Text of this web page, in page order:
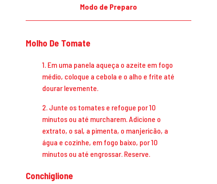
Modo de Preparo
Molho De Tomate
1. Em uma panela aqueça o azeite em fogo
médio, coloque a cebola e o alho e frite até
dourar levemente.
2. Junte os tomates e refogue por 10
minutos ou até murcharem. Adicione o
extrato, o sal, a pimenta, o manjericão, a
água e cozinhe, em fogo baixo, por 10
minutos ou até engrossar. Reserve.
Conchiglione